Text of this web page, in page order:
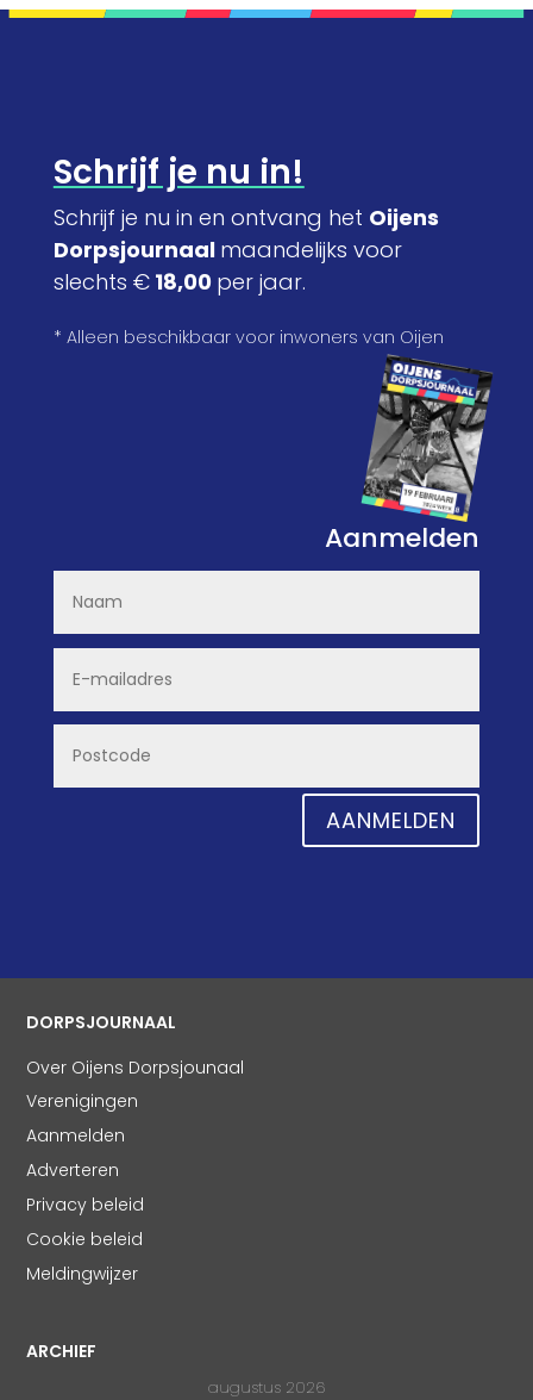
Schrijf je nu in!
Schrijf je nu in en ontvang het Oijens
Dorpsjournaal maandelijks voor
slechts €18,00 per jaar.
* Alleen beschikbaar voor inwoners van Oijen
Aanmelden
AANMELDEN
DORPSJOURNAAL
Over Oijens Dorpsjounaal
Verenigingen
Aanmelden
Adverteren
Privacy beleid
Cookie beleid
Meldingwijzer
ARCHIEF
augustus 2026